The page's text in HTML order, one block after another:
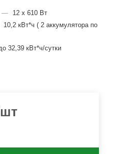
—
12 x 610 Вт
10,2 кВт*ч ( 2 аккумулятора по
32,39 кВт*ч/сутки